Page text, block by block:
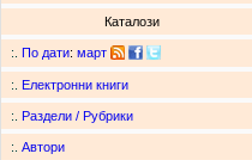
Каталози
:. По дати: март
:. Електронни книги
:. Раздели / Рубрики
:. Автори